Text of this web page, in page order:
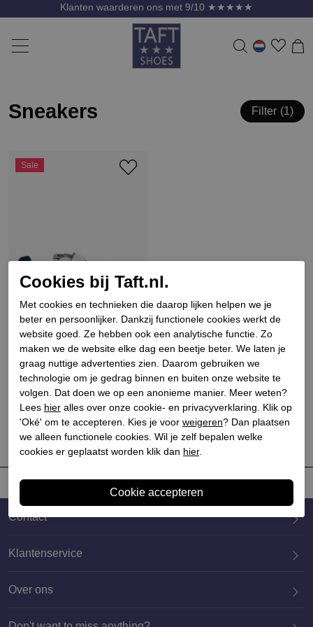
Klanten waarderen ons met 9/10 ★★★★★
Sneakers Filter 1
Sale
Premiata
Kids sneakers klittenband
wit
€ 139,90 € 69,95
Contact
020 659 3444
Klantenservice
Over ons
Cookies bij Taft.nl.
Met cookies en technieken die daarop lijken helpen we je
beter en persoonlijker. Dankzij functionele cookies werkt de
website goed. Ze hebben ook een analytische functie. Zo
maken we de website elke dag een beetje beter. We laten je
graag nuttige advertenties zien. Daarom gebruiken we
technologie om je gedrag binnen en buiten onze website te
volgen. Dat doen we op een anonieme manier. Meer weten?
Lees hier alles over onze cookie- en privacyverklaring. Klik op
'Oké' om te accepteren. Kies je voor weigeren? Dan plaatsen
we alleen functionele cookies. Wil je zelf bepalen welke
cookies er geplaatst worden klik dan hier.